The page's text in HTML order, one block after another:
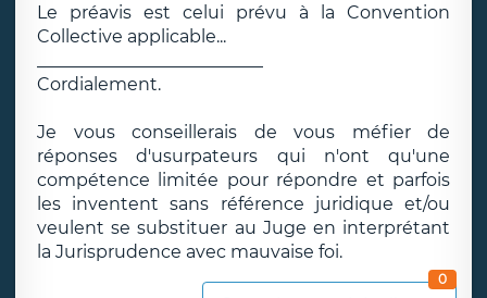
Le préavis est celui prévu à la Convention
Collective applicable...
Cordialement.
Je vous conseillerais de vous méfier de
réponses d'usurpateurs qui n'ont qu'une
compétence limitée pour répondre et parfois
les inventent sans référence juridique et/ou
veulent se substituer au Juge en interprétant
la Jurisprudence avec mauvaise foi.
0